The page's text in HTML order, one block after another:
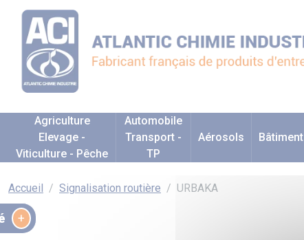
Agriculture
Elevage -
Viticulture - Pêche
Automobile
Transport -
TP
Aérosols Bâtiment
Accueil Signalisation routière URBAKA